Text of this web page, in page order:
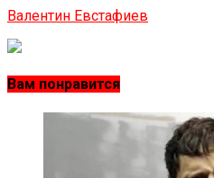
Валентин Евстафиев
Вам понравится